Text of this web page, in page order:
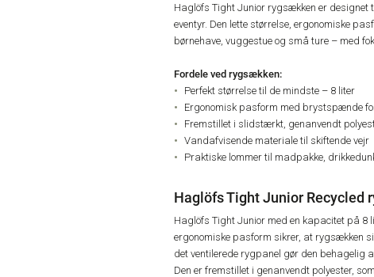
Haglöfs Tight Junior rygsækken er designet
eventyr. Den lette størrelse, ergonomiske
børnehave, vuggestue og små ture – med
Fordele ved rygsækken:
Perfekt størrelse til de mindste – 8 liter
Ergonomisk pasform med brystspænde
Fremstillet i slidstærkt, genanvendt
Vandafvisende materiale til skiftende vejr
Praktiske lommer til madpakke,
Haglöfs Tight Junior
Haglöfs Tight Junior med en kapacitet på 8
ergonomiske pasform sikrer, at rygsækken
det ventilerede rygpanel gør den behagelig
Den er fremstillet i genanvendt polyester,